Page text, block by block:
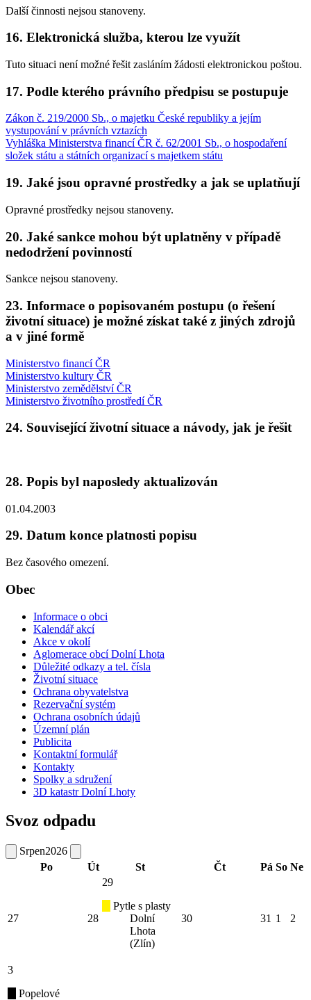
Další činnosti nejsou stanoveny.
16. Elektronická služba, kterou lze využít
Tuto situaci není možné řešit zasláním žádosti elektronickou poštou.
17. Podle kterého právního předpisu se postupuje
Zákon č. 219/2000 Sb., o majetku České republiky a jejím
vystupování v právních vztazích
Vyhláška Ministerstva financí ČR č. 62/2001 Sb., o hospodaření
složek státu a státních organizací s majetkem státu
19. Jaké jsou opravné prostředky a jak se uplatňují
Opravné prostředky nejsou stanoveny.
20. Jaké sankce mohou být uplatněny v případě
nedodržení povinností
Sankce nejsou stanoveny.
23. Informace o popisovaném postupu (o řešení
životní situace) je možné získat také z jiných zdrojů
a v jiné formě
Ministerstvo financí ČR
Ministerstvo kultury ČR
Ministerstvo zemědělství ČR
Ministerstvo životního prostředí ČR
24. Související životní situace a návody, jak je řešit
28. Popis byl naposledy aktualizován
01.04.2003
29. Datum konce platnosti popisu
Bez časového omezení.
Obec
Informace o obci
Kalendář akcí
Akce v okolí
Aglomerace obcí Dolní Lhota
Důležité odkazy a tel. čísla
Životní situace
Ochrana obyvatelstva
Rezervační systém
Ochrana osobních údajů
Územní plán
Publicita
Kontaktní formulář
Kontakty
Spolky a sdružení
3D katastr Dolní Lhoty
Svoz odpadu
Srpen2026
Po
Út St Čt Pá So Ne
27 28
29
Pytle s plasty
Dolní
Lhota
(Zlín)
30 31 1 2
3
Popelové